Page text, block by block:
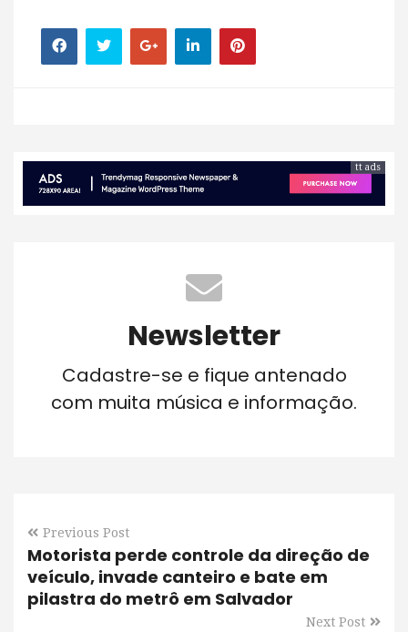
tt ads
Newsletter
Cadastre-se e fique antenado
com muita música e informação.
Previous Post
Motorista perde controle da direção de
veículo, invade canteiro e bate em
pilastra do metrô em Salvador
Next Post